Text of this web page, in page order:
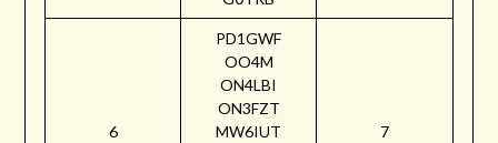
6
PD1GWF
OO4M
ON4LBI
ON3FZT
MW6IUT
7